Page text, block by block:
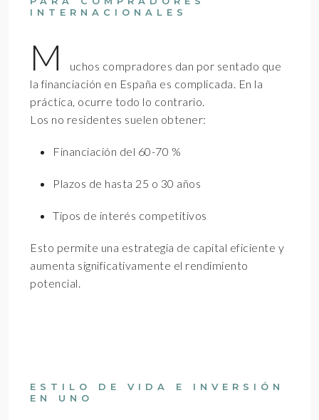
INTERNACIONALES
M
uchos compradores dan por sentado que
la financiación en España es complicada. En la
práctica, ocurre todo lo contrario.
Los no residentes suelen obtener:
Financiación del 60-70 %
Plazos de hasta 25 o 30 años
Tipos de interés competitivos
Esto permite una estrategia de capital eficiente y
aumenta significativamente el rendimiento
potencial.
ESTILO DE VIDA E INVERSIÓN
EN UNO